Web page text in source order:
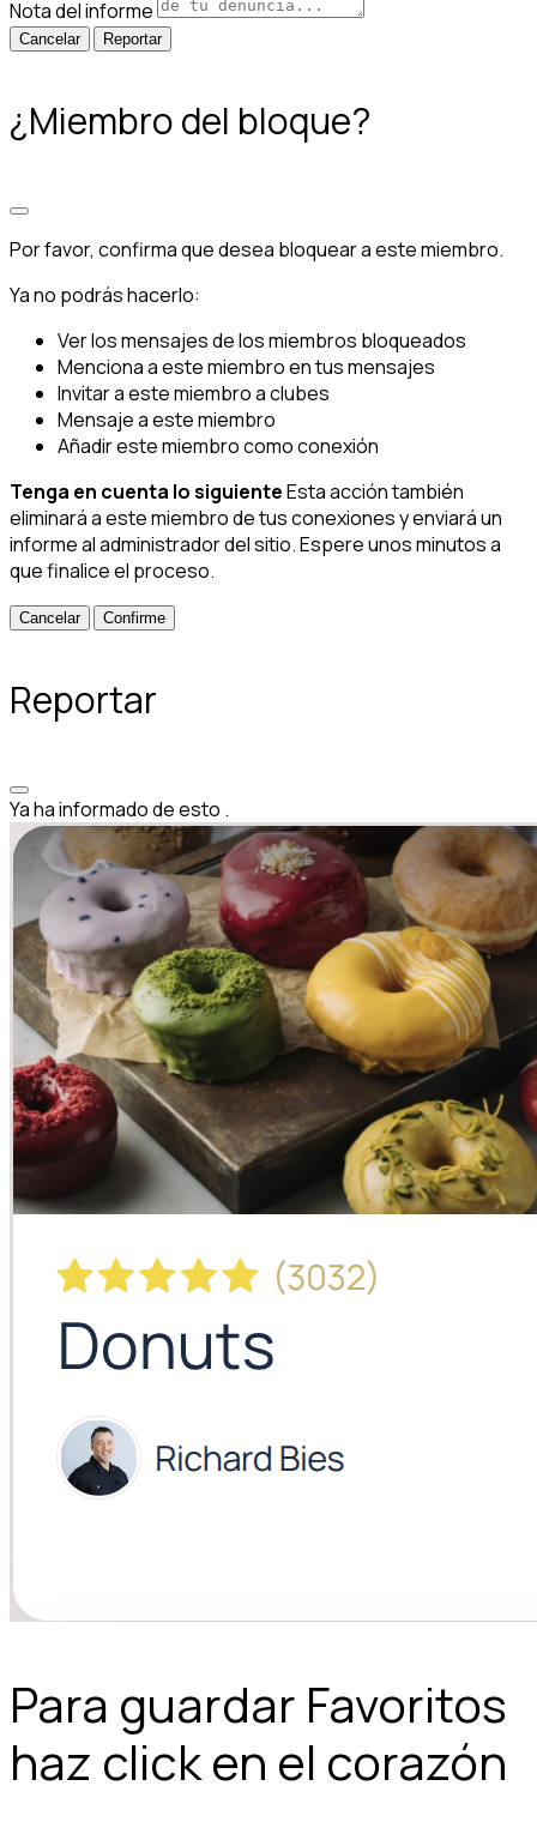
Nota del informe
Reportar
¿Miembro del bloque?
Por favor, confirma que desea bloquear a este miembro.
Ya no podrás hacerlo:
Ver los mensajes de los miembros bloqueados
Menciona a este miembro en tus mensajes
Invitar a este miembro a clubes
Mensaje a este miembro
Añadir este miembro como conexión
Tenga en cuenta lo siguienteEsta acción también
eliminará a este miembro de tus conexiones y enviará un
informe al administrador del sitio. Espere unos minutos a
que finalice el proceso.
Confirme
Reportar
Ya ha informado de esto .
Para guardar Favoritos
haz click en el corazón